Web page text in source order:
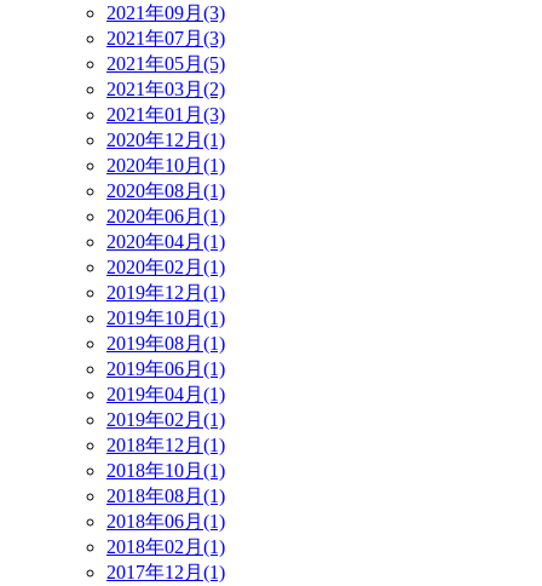
2021年09月(3)
2021年07月(3)
2021年05月(5)
2021年03月(2)
2021年01月(3)
2020年12月(1)
2020年10月(1)
2020年08月(1)
2020年06月(1)
2020年04月(1)
2020年02月(1)
2019年12月(1)
2019年10月(1)
2019年08月(1)
2019年06月(1)
2019年04月(1)
2019年02月(1)
2018年12月(1)
2018年10月(1)
2018年08月(1)
2018年06月(1)
2018年02月(1)
2017年12月(1)